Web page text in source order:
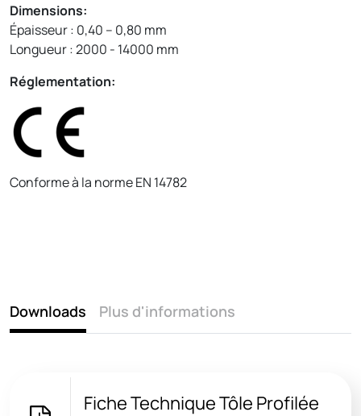
Dimensions:
Épaisseur : 0,40 – 0,80 mm
Longueur : 2000 - 14000 mm
Réglementation:
Conforme à la norme EN 14782
Downloads Plus d'informations
Fiche Technique Tôle Profilée